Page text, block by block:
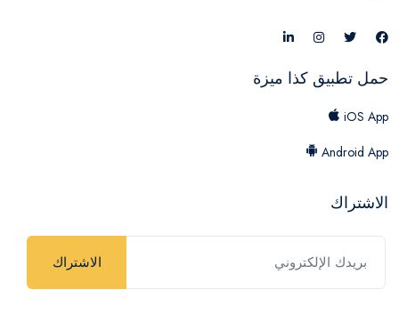
حمل تطبيق كذا ميزة
iOS App
Android App
الاشتراك
الاشتراك